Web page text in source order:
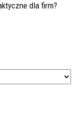
dla firm?